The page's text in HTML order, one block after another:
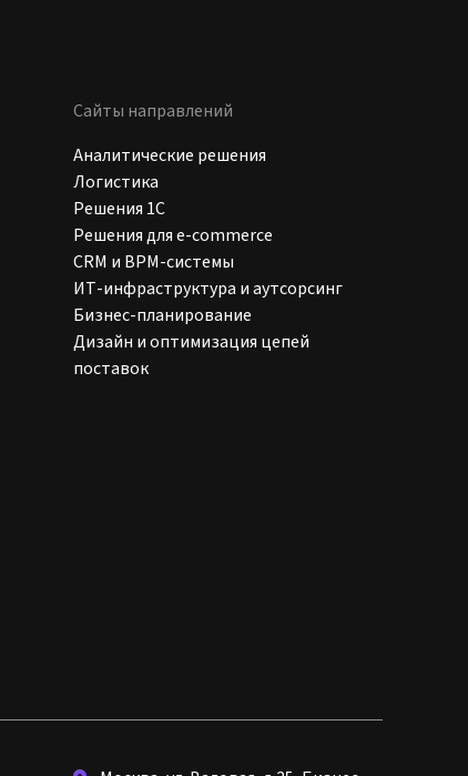
Сайты направлений
Аналитические решения
Логистика
Решения 1C
Решения для e-commerce
CRM и BPM-системы
ИТ-инфраструктура и аутсорсинг
Бизнес-планирование
Дизайн и оптимизация цепей
поставок